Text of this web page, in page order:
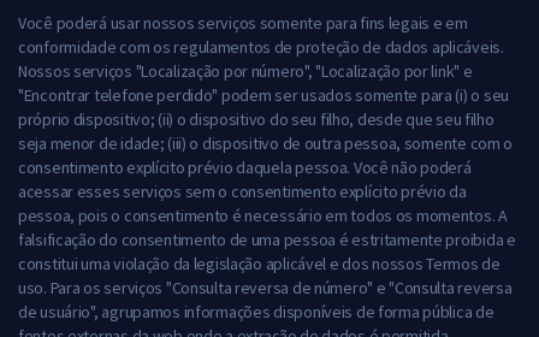
Você poderá usar nossos serviços somente para fins legais e em
conformidade com os regulamentos de proteção de dados aplicáveis.
Nossos serviços "Localização por número", "Localização por link" e
"Encontrar telefone perdido" podem ser usados somente para (i) o seu
próprio dispositivo; (ii) o dispositivo do seu filho, desde que seu filho
seja menor de idade; (iii) o dispositivo de outra pessoa, somente com o
consentimento explícito prévio daquela pessoa. Você não poderá
acessar esses serviços sem o consentimento explícito prévio da
pessoa, pois o consentimento é necessário em todos os momentos. A
falsificação do consentimento de uma pessoa é estritamente proibida e
constitui uma violação da legislação aplicável e dos nossos Termos de
uso. Para os serviços "Consulta reversa de número" e "Consulta reversa
de usuário", agrupamos informações disponíveis de forma pública de